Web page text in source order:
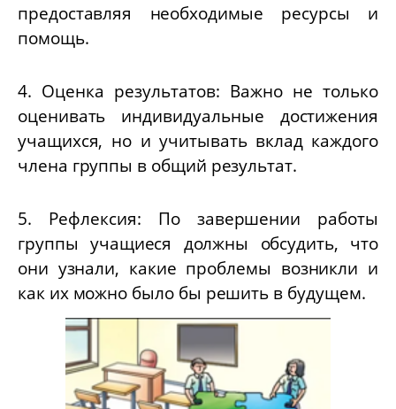
предоставляя необходимые ресурсы и
помощь.
4. Оценка результатов: Важно не только
оценивать индивидуальные достижения
учащихся, но и учитывать вклад каждого
члена группы в общий результат.
5. Рефлексия: По завершении работы
группы учащиеся должны обсудить, что
они узнали, какие проблемы возникли и
как их можно было бы решить в будущем.